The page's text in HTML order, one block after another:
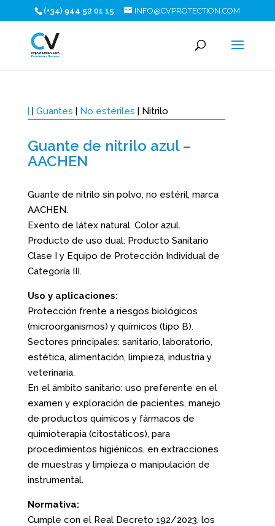
(+34) 944 52 01 15 INFO@CVPROTECTION.COM
| | Guantes | No estériles | Nitrilo
Guante de nitrilo azul –
AACHEN
Guante de nitrilo sin polvo, no estéril, marca
AACHEN.
Exento de látex natural. Color azul.
Producto de uso dual: Producto Sanitario
Clase I y Equipo de Protección Individual de
Categoría III.
Uso y aplicaciones:
Protección frente a riesgos biológicos
(microorganismos) y químicos (tipo B).
Sectores principales: sanitario, laboratorio,
estética, alimentación, limpieza, industria y
veterinaria.
En el ámbito sanitario: uso preferente en el
examen y exploración de pacientes, manejo
de productos químicos y fármacos de
quimioterapia (citostáticos), para
procedimientos higiénicos, en extracciones
de muestras y limpieza o manipulación de
instrumental.
Normativa:
Cumple con el Real Decreto 192/2023, los